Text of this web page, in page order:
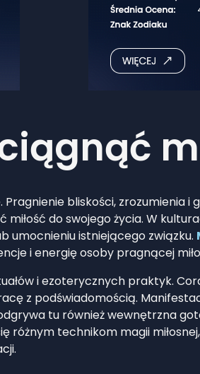
bliskości, zrozumienia i
do swojego życia. W
umocnieniu istniejącego związku.
i energię osoby pragnącej
i ezoterycznych praktyk.
z podświadomością.
tu również wewnętrzna
technikom magii